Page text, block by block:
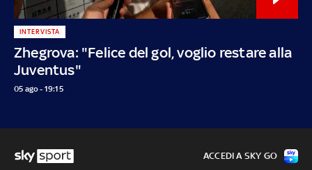
Zhegrova: "Felice del gol, voglio restare alla
Juventus"
INTERVISTA
05 ago - 19:15
ACCEDI A SKY GO